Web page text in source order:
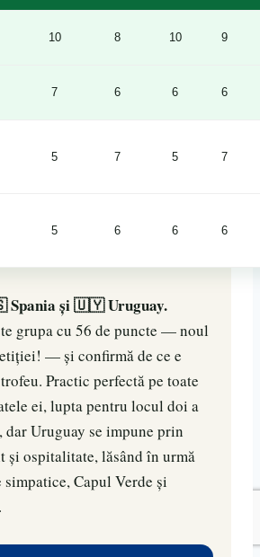
10 8 10 9
7 6 6 6
5 7 5 7
5 6 6 6
și 🇺🇾 Uruguay.
grupa cu 56 de puncte — noul
— și confirmă de ce e
Practic perfectă pe toate
ei, lupta pentru locul doi a
Uruguay se impune prin
ospitalitate, lăsând în urmă
simpatice, Capul Verde și